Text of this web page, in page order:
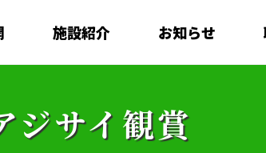
施設紹介 お知らせ
ジサイ観賞